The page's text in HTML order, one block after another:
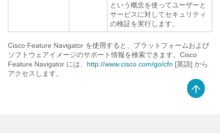
という概念を使ってユーザーと
サービスに対してセキュリティ
の検証を実行します。
Cisco Feature Navigator を使用すると、プラットフォームおよび
ソフトウェアイメージのサポート情報を検索できます。Cisco
Feature Navigator には、 http://www.cisco.com/go/cfn [英語] から
アクセスします。